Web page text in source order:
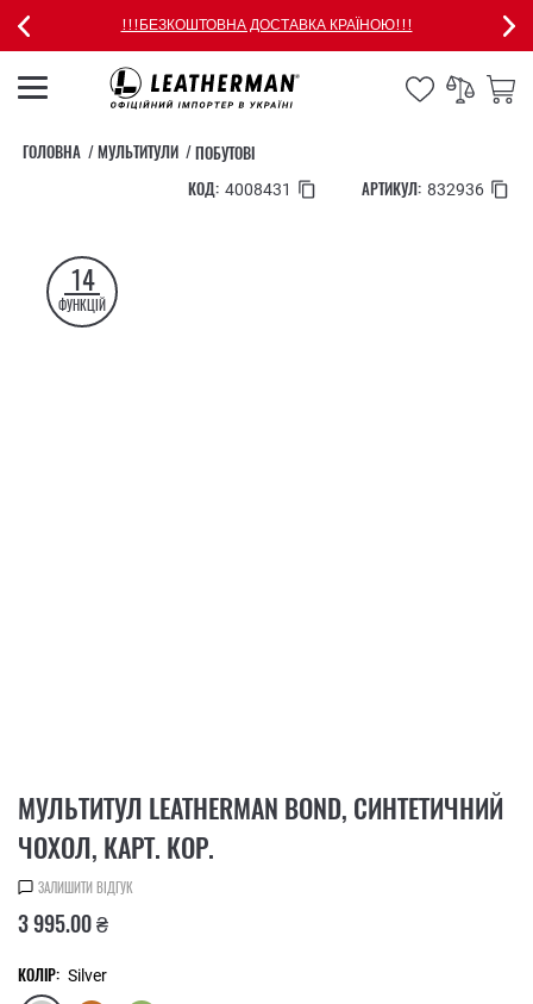
!!!БЕЗКОШТОВНА ДОСТАВКА КРАЇНОЮ!!!
ГОЛОВНА МУЛЬТИТУЛИ
ПОБУТОВІ
КОД: 4008431 АРТИКУЛ: 832936
14
ФУНКЦІЙ
МУЛЬТИТУЛ LEATHERMAN BOND, СИНТЕТИЧНИЙ
ЧОХОЛ, КАРТ. КОР.
ЗАЛИШИТИ ВІДГУК
3 995.00 ₴
КОЛІР: Silver